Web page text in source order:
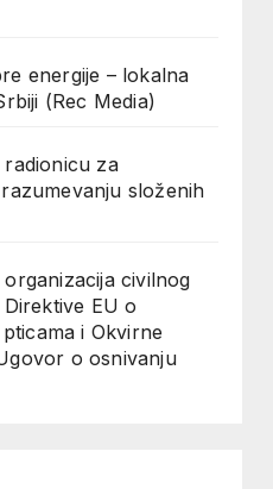
energije – lokalna
(Rec Media)
radionicu za
složenih
civilnog
EU o
i Okvirne
o osnivanju